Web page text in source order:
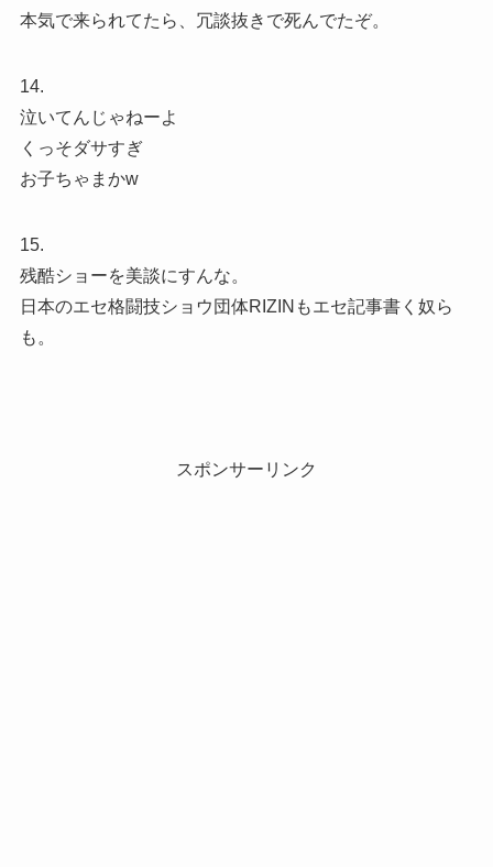
本気で来られてたら、冗談抜きで死んでたぞ。
14.
泣いてんじゃねーよ
くっそダサすぎ
お子ちゃまかw
15.
残酷ショーを美談にすんな。
日本のエセ格闘技ショウ団体RIZINもエセ記事書く奴ら
も。
スポンサーリンク